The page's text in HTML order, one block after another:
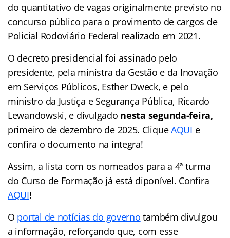
do quantitativo de vagas originalmente previsto no
concurso público para o provimento de cargos de
Policial Rodoviário Federal realizado em 2021.
O decreto presidencial foi assinado pelo
presidente, pela ministra da Gestão e da Inovação
em Serviços Públicos, Esther Dweck, e pelo
ministro da Justiça e Segurança Pública, Ricardo
Lewandowski, e divulgado nesta segunda-feira,
primeiro de dezembro de 2025. CliqueAQUI e
confira o documento na íntegra!
Assim, a lista com os nomeados para a 4ª turma
do Curso de Formação já está diponível. Confira
AQUI!
O portal de notícias do governo também divulgou
a informação, reforçando que, com esse